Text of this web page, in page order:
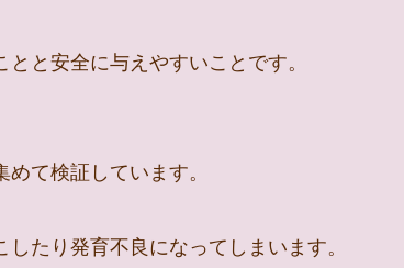
と安全に与えやすいことです。
て検証しています。
たり発育不良になってしまいます。